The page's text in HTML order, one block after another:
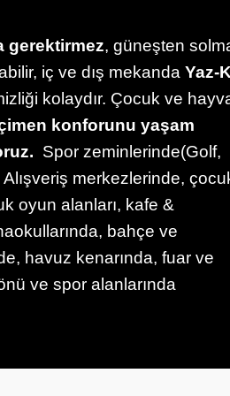
gerektirmez, güneşten
iç ve dış mekanda Yaz-
kolaydır. Çocuk ve
konforunu yaşam
Spor zeminlerinde(Golf,
Alışveriş merkezlerinde,
oyun alanları, kafe &
bahçe ve
havuz kenarında, fuar ve
ve spor alanlarında